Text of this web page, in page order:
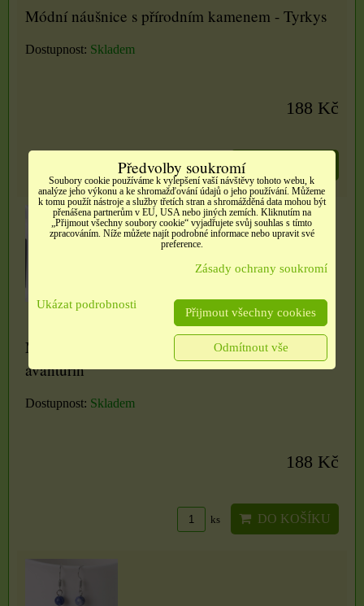
Módní náušnice s přírodním kamenem - Tyrkys
Dostupnost: Skladem
188 Kč
ks
Módní náušnice s přírodním kamenem - Zelený
avanturín
Dostupnost: Skladem
188 Kč
ks DO KOŠÍKU
Předvolby soukromí
Soubory cookie používáme k vylepšení vaší návštěvy tohoto webu, k
analýze jeho výkonu a ke shromažďování údajů o jeho používání. Můžeme
k tomu použít nástroje a služby třetích stran a shromážděná data mohou být
přenášena partnerům v EU, USA nebo jiných zemích. Kliknutím na
„Přijmout všechny soubory cookie“ vyjadřujete svůj souhlas s tímto
zpracováním. Níže můžete najít podrobné informace nebo upravit své
preference.
Zásady ochrany soukromí
Ukázat podrobnosti
Přijmout všechny cookies
Odmítnout vše